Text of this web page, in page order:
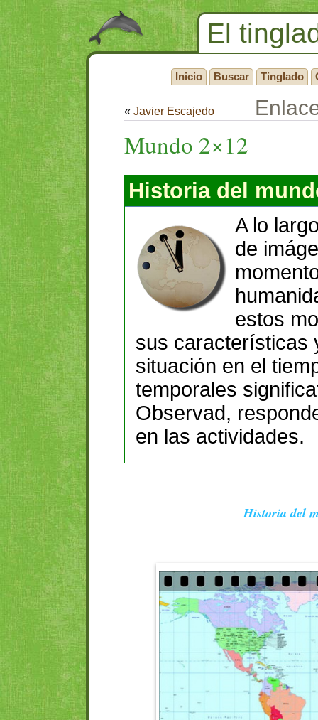
El
Inicio Buscar Tinglado
« Javier Escajedo
Mundo 2×12
Historia del
A lo
de
estos
sus características
situación en el
temporales
Observad,
en las actividades.